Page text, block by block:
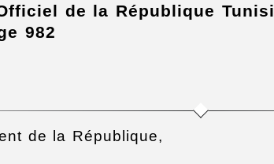
de la République
982
de la République,